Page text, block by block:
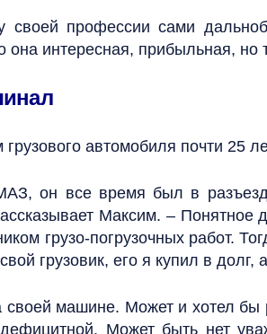
своей профессии сами
она интересная, прибыльная, но
грузового автомобиля почти 25
он все время был в
Максим. –
грузо-погрузочных работ.
грузовик, его я купил в долг,
машине. Может и хотел бы
Может быть нет